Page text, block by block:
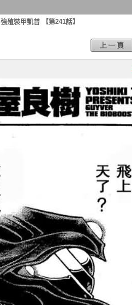
強殖裝甲凱普 【第241話】